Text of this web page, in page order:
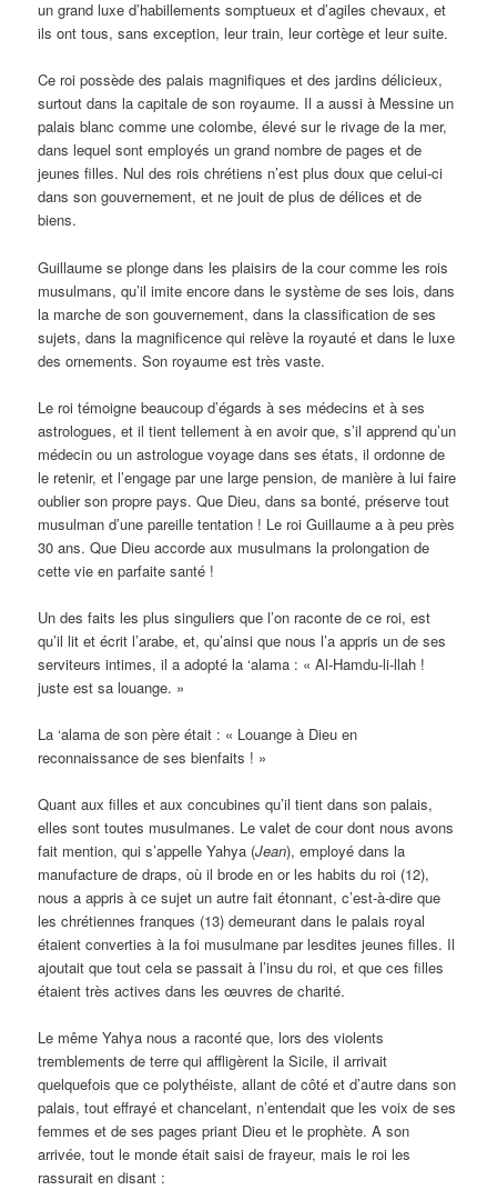
un grand luxe d’habillements somptueux et d’agiles chevaux, et
ils ont tous, sans exception, leur train, leur cortège et leur suite.
Ce roi possède des palais magnifiques et des jardins délicieux,
surtout dans la capitale de son royaume. Il a aussi à Messine un
palais blanc comme une colombe, élevé sur le rivage de la mer,
dans lequel sont employés un grand nombre de pages et de
jeunes filles. Nul des rois chrétiens n’est plus doux que celui-ci
dans son gouvernement, et ne jouit de plus de délices et de
biens.
Guillaume se plonge dans les plaisirs de la cour comme les rois
musulmans, qu’il imite encore dans le système de ses lois, dans
la marche de son gouvernement, dans la classification de ses
sujets, dans la magnificence qui relève la royauté et dans le luxe
des ornements. Son royaume est très vaste.
Le roi témoigne beaucoup d’égards à ses médecins et à ses
astrologues, et il tient tellement à en avoir que, s’il apprend qu’un
médecin ou un astrologue voyage dans ses états, il ordonne de
le retenir, et l’engage par une large pension, de manière à lui faire
oublier son propre pays. Que Dieu, dans sa bonté, préserve tout
musulman d’une pareille tentation ! Le roi Guillaume a à peu près
30 ans. Que Dieu accorde aux musulmans la prolongation de
cette vie en parfaite santé !
Un des faits les plus singuliers que l’on raconte de ce roi, est
qu’il lit et écrit l’arabe, et, qu’ainsi que nous l’a appris un de ses
serviteurs intimes, il a adopté la ‘alama : « Al-Hamdu-li-llah !
juste est sa louange. »
La ‘alama de son père était : « Louange à Dieu en
reconnaissance de ses bienfaits ! »
Quant aux filles et aux concubines qu’il tient dans son palais,
elles sont toutes musulmanes. Le valet de cour dont nous avons
fait mention, qui s’appelle Yahya (Jean), employé dans la
manufacture de draps, où il brode en or les habits du roi (12),
nous a appris à ce sujet un autre fait étonnant, c’est-à-dire que
les chrétiennes franques (13) demeurant dans le palais royal
étaient converties à la foi musulmane par lesdites jeunes filles. Il
ajoutait que tout cela se passait à l’insu du roi, et que ces filles
étaient très actives dans les œuvres de charité.
Le même Yahya nous a raconté que, lors des violents
tremblements de terre qui affligèrent la Sicile, il arrivait
quelquefois que ce polythéiste, allant de côté et d’autre dans son
palais, tout effrayé et chancelant, n’entendait que les voix de ses
femmes et de ses pages priant Dieu et le prophète. A son
arrivée, tout le monde était saisi de frayeur, mais le roi les
rassurait en disant :